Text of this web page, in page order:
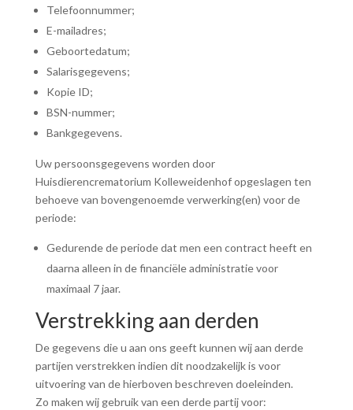
Telefoonnummer;
E-mailadres;
Geboortedatum;
Salarisgegevens;
Kopie ID;
BSN-nummer;
Bankgegevens.
Uw persoonsgegevens worden door
Huisdierencrematorium Kolleweidenhof opgeslagen ten
behoeve van bovengenoemde verwerking(en) voor de
periode:
Gedurende de periode dat men een contract heeft en
daarna alleen in de financiële administratie voor
maximaal 7 jaar.
Verstrekking aan derden
De gegevens die u aan ons geeft kunnen wij aan derde
partijen verstrekken indien dit noodzakelijk is voor
uitvoering van de hierboven beschreven doeleinden.
Zo maken wij gebruik van een derde partij voor: